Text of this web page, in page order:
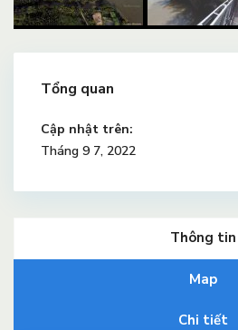
Tổng quan
Cập nhật trên:
Tháng 9 7, 2022
Thông tin
Map
Chi tiết